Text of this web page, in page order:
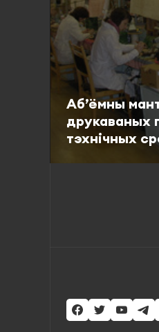
Аб’ёмны
друкаваных
тэхнічных